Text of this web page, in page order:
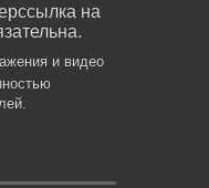
на
и видео